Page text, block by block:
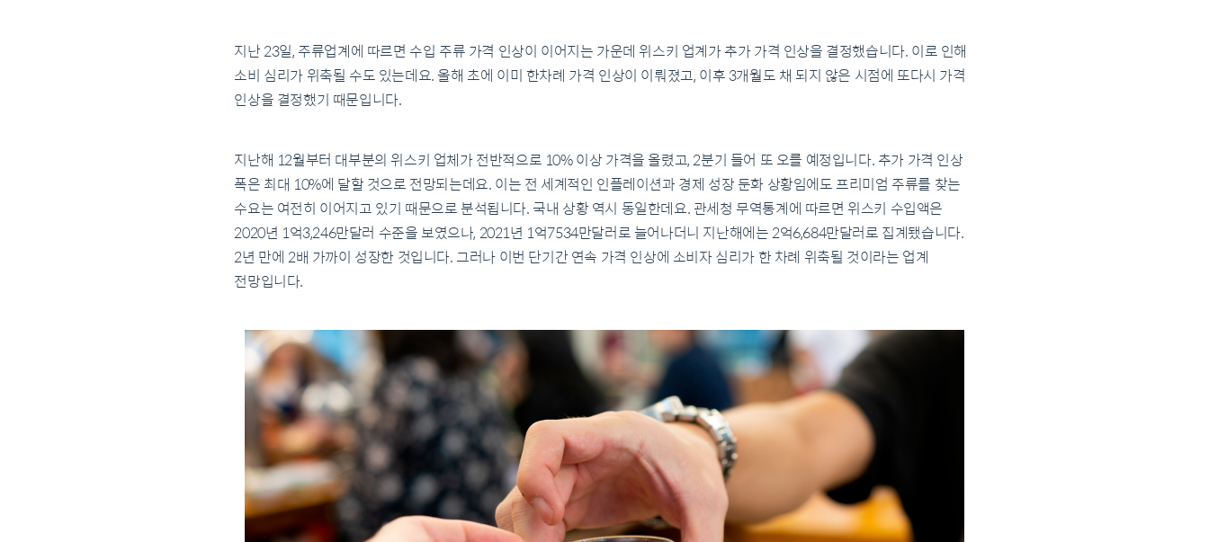
지난 23일, 주류업계에 따르면 수입 주류 가격 인상이 이어지는 가운데 위스키 업계가 추가 가격 인상을 결정했습니다. 이로 인해
소비 심리가 위축될 수도 있는데요. 올해 초에 이미 한차례 가격 인상이 이뤄졌고, 이후 3개월도 채 되지 않은 시점에 또다시 가격
인상을 결정했기 때문입니다.
지난해 12월부터 대부분의 위스키 업체가 전반적으로 10% 이상 가격을 올렸고, 2분기 들어 또 오를 예정입니다. 추가 가격 인상
폭은 최대 10%에 달할 것으로 전망되는데요. 이는 전 세계적인 인플레이션과 경제 성장 둔화 상황임에도 프리미엄 주류를 찾는
수요는 여전히 이어지고 있기 때문으로 분석됩니다. 국내 상황 역시 동일한데요. 관세청 무역통계에 따르면 위스키 수입액은
2020년 1억3,246만달러 수준을 보였으나, 2021년 1억7534만달러로 늘어나더니 지난해에는 2억6,684만달러로 집계됐습니다.
2년 만에 2배 가까이 성장한 것입니다. 그러나 이번 단기간 연속 가격 인상에 소비자 심리가 한 차례 위축될 것이라는 업계
전망입니다.